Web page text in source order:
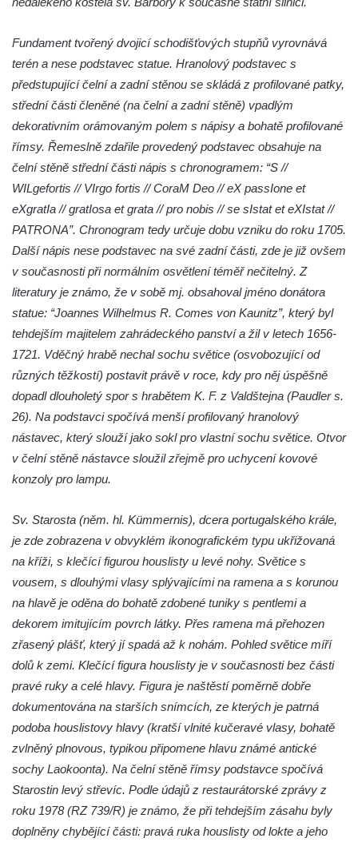
Socha Lišky v ZOO Hluboká
Socha Kudlanka v ZOO Hluboká
Socha Vlčice s mládětem v ZOO Hluboká
Socha Rys číhající na srnu v ZOO Hluboká
Socha Orlice v ZOO Hluboká
Socha Tygr v ZOO Hluboká
Socha Želva v ZOO Hluboká
Socha Kozorožec horský v ZOO Hluboká
Socha Včela v ZOO Hluboká
Socha Housenka v ZOO Hluboká
Socha Nosorožík v ZOO Hluboká
Socha Beruška v ZOO Hluboká
Socha Vážka v ZOO Hluboká
Socha Volavka v ZOO Hluboká
Flamingo trůn v ZOO Hluboká
Lysá nad Labem, barokní město Šporkovo
Socha Opičákovník v ZOO Hluboká
Socha Roháč v ZOO Hluboká
Socha Jana Valeria Jirsíka u Černé věže v
Českých Budějovicích
Socha Krista klesajícího pod křížem u
kostela svatého Mikuláše v Českých
Budějovicích
Socha svatého Jana Nepomuckého u
kostela svaté Rodiny v Českých
Budějovicích
Socha S tebou v parku na Senovážném
náměstí v Českých Budějovicích
Fundament tvořený dvojicí schodišťových stupňů vyrovnává
terén a nese podstavec statue. Hranolový podstavec s
předstupující čelní a zadní stěnou se skládá z profilované patky,
střední části členěné (na čelní a zadní stěně) vpadlým
dekorativním orámovaným polem s nápisy a bohatě profilované
římsy. Řemeslně zdařile provedený podstavec obsahuje na
čelní stěně střední části nápis s chronogramem: “S //
WILgefortis // VIrgo fortis // CoraM Deo // eX passIone et
eXgratIa // gratIosa et grata // pro nobis // se sIstat et eXIstat //
PATRONA”. Chronogram tedy určuje dobu vzniku do roku 1705.
Další nápis nese podstavec na své zadní části, zde je již ovšem
v současnosti při normálním osvětlení téměř nečitelný. Z
literatury je známo, že v sobě mj. obsahoval jméno donátora
statue: “Joannes Wilhelmus R. Comes von Kaunitz”, který byl
tehdejším majitelem zahrádeckého panství a žil v letech 1656-
1721. Vděčný hrabě nechal sochu světice (osvobozující od
různých těžkostí) postavit právě v roce, kdy pro něj úspěšně
dopadl dlouholetý spor s hrabětem K. F. z Valdštejna (Paudler s.
26). Na podstavci spočívá menší profilovaný hranolový
nástavec, který slouží jako sokl pro vlastní sochu světice. Otvor
v čelní stěně nástavce sloužil zřejmě pro uchycení kovové
konzoly pro lampu.
Sv. Starosta (něm. hl. Kümmernis), dcera portugalského krále,
je zde zobrazena v obvyklém ikonografickém typu ukřižovaná
na kříži, s klečící figurou houslisty u levé nohy. Světice s
vousem, s dlouhými vlasy splývajícími na ramena a s korunou
na hlavě je oděna do bohatě zdobené tuniky s pentlemi a
dekorem imitujícím povrch látky. Přes ramena má přehozen
zřasený plášť, který jí spadá až k nohám. Pohled světice míří
dolů k zemi. Klečící figura houslisty je v současnosti bez části
pravé ruky a celé hlavy. Figura je naštěstí poměrně dobře
dokumentována na starších snímcích, ze kterých je patrná
podoba houslistovy hlavy (kratší vlnité kučeravé vlasy, bohatě
zvlněný plnovous, typikou připomene hlavu známé antické
sochy Laokoonta). Na čelní stěně římsy podstavce spočívá
Starostin levý střevíc. Podle údajů z restaurátorské zprávy z
roku 1978 (RZ 739/R) je známo, že při tehdejším zásahu byly
doplněny chybějící části: pravá ruka houslisty od lokte a jeho